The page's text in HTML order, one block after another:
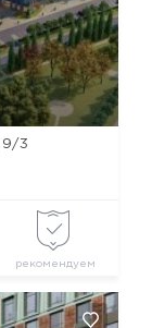
9/3
рекомендуем